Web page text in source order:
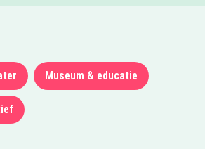
Museum & educatie